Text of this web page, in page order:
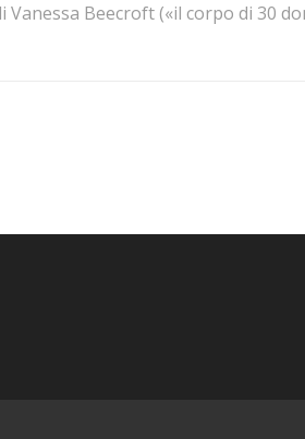
Vanessa Beecroft («il corpo di 30